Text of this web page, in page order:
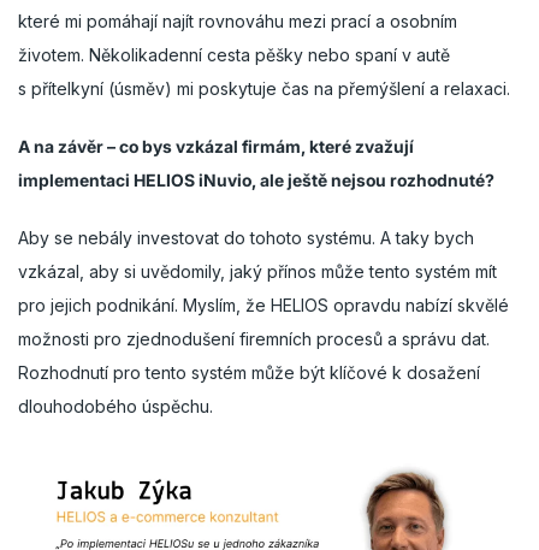
které mi pomáhají najít rovnováhu mezi prací a osobním
životem. Několikadenní cesta pěšky nebo spaní v autě
s přítelkyní (úsměv) mi poskytuje čas na přemýšlení a relaxaci.
A na závěr – co bys vzkázal firmám, které zvažují
implementaci HELIOS iNuvio, ale ještě nejsou rozhodnuté?
Aby se nebály investovat do tohoto systému. A taky bych
vzkázal, aby si uvědomily, jaký přínos může tento systém mít
pro jejich podnikání. Myslím, že HELIOS opravdu nabízí skvělé
možnosti pro zjednodušení firemních procesů a správu dat.
Rozhodnutí pro tento systém může být klíčové k dosažení
dlouhodobého úspěchu.